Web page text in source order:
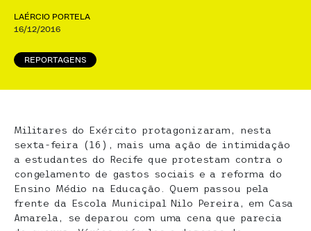
LAÉRCIO PORTELA
16/12/2016
REPORTAGENS
Militares do Exército protagonizaram, nesta
sexta-feira (16), mais uma ação de intimidação
a estudantes do Recife que protestam contra o
congelamento de gastos sociais e a reforma do
Ensino Médio na Educação. Quem passou pela
frente da Escola Municipal Nilo Pereira, em Casa
Amarela, se deparou com uma cena que parecia